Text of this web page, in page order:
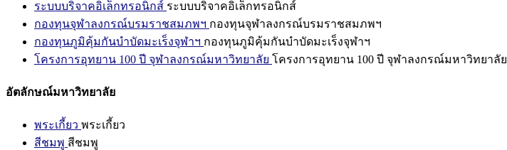
ระบบบริจาคอิเล็กทรอนิกส์ ระบบบริจาคอิเล็กทรอนิกส์
กองทุนจุฬาลงกรณ์บรมราชสมภพฯ กองทุนจุฬาลงกรณ์บรมราชสมภพฯ
กองทุนภูมิคุ้มกันบำบัดมะเร็งจุฬาฯ กองทุนภูมิคุ้มกันบำบัดมะเร็งจุฬาฯ
โครงการอุทยาน 100 ปี จุฬาลงกรณ์มหาวิทยาลัย โครงการอุทยาน 100 ปี จุฬาลงกรณ์มหาวิทยาลัย
อัตลักษณ์มหาวิทยาลัย
พระเกี้ยว พระเกี้ยว
สีชมพู สีชมพู